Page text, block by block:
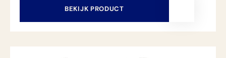
BEKIJK PRODUCT